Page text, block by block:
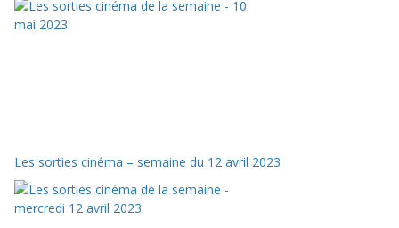
Les sorties cinéma – semaine du 12 avril 2023